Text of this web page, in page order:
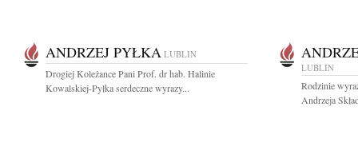
ANDRZEJ PYŁKA LUBLIN
Drogiej Koleżance Pani Prof. dr hab. Halinie
Kowalskiej-Pyłka serdeczne wyrazy...
LUBLIN
Rodzinie
Andrzeja